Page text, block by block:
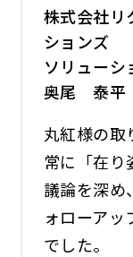
株式会社リ
ションズ
ソリューシ
奥尾 泰平
丸紅様の取
常に「在り
議論を深め
ォローアッ
でした。